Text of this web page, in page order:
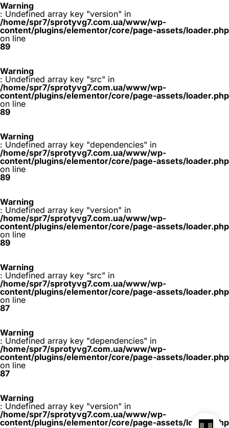
Warning
: Undefined array key "version" in
/home/spr7/sprotyvg7.com.ua/www/wp-
content/plugins/elementor/core/page-assets/loader.php
on line
89
Warning
: Undefined array key "src" in
/home/spr7/sprotyvg7.com.ua/www/wp-
content/plugins/elementor/core/page-assets/loader.php
on line
89
Warning
: Undefined array key "dependencies" in
/home/spr7/sprotyvg7.com.ua/www/wp-
content/plugins/elementor/core/page-assets/loader.php
on line
89
Warning
: Undefined array key "version" in
/home/spr7/sprotyvg7.com.ua/www/wp-
content/plugins/elementor/core/page-assets/loader.php
on line
89
Warning
: Undefined array key "src" in
/home/spr7/sprotyvg7.com.ua/www/wp-
content/plugins/elementor/core/page-assets/loader.php
on line
87
Warning
: Undefined array key "dependencies" in
/home/spr7/sprotyvg7.com.ua/www/wp-
content/plugins/elementor/core/page-assets/loader.php
on line
87
Warning
: Undefined array key "version" in
/home/spr7/sprotyvg7.com.ua/www/wp-
content/plugins/elementor/core/page-assets/loader.php